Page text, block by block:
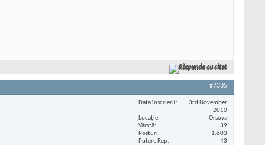
Răspunde cu citat
#7335
Data înscrierii
3rd November
2010
Locaţie
Orsova
Vârstă
39
Posturi
1.603
Putere Rep
43